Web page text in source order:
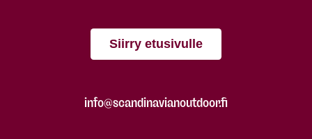
Siirry etusivulle
info@scandinavianoutdoor.fi